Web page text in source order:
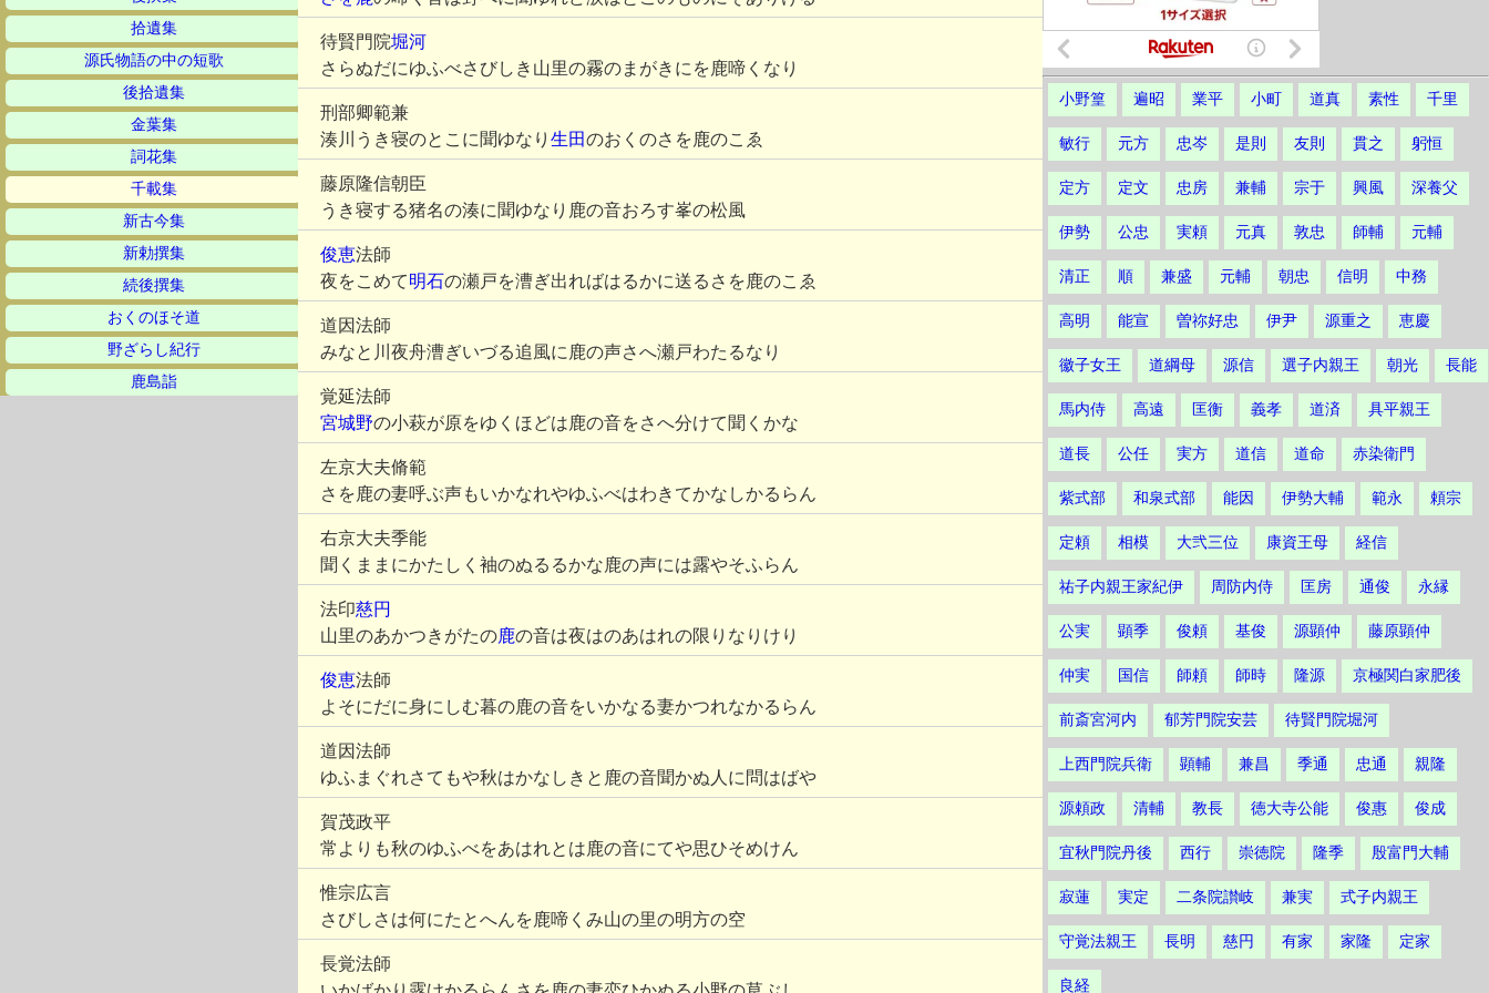
拾遺集
源氏物語の中の短歌
後拾遺集
金葉集
詞花集
千載集
新古今集
新勅撰集
続後撰集
おくのほそ道
野ざらし紀行
鹿島詣
待賢門院堀河
さらぬだにゆふべさびしき山里の霧のまがきにを鹿啼くなり
刑部卿範兼
湊川うき寝のとこに聞ゆなり 生田のおくのさを鹿のこゑ
藤原隆信朝臣
うき寝する猪名の湊に聞ゆなり鹿の音おろす峯の松風
俊恵法師
夜をこめて明石の瀬戸を漕ぎ出ればはるかに送るさを鹿のこゑ
道因法師
みなと川夜舟漕ぎいづる追風に鹿の声さへ瀬戸わたるなり
覚延法師
宮城野の小萩が原をゆくほどは鹿の音をさへ分けて聞くかな
左京大夫脩範
さを鹿の妻呼ぶ声もいかなれやゆふべはわきてかなしかるらん
右京大夫季能
聞くままにかたしく袖のぬるるかな鹿の声には露やそふらん
法印慈円
山里のあかつきがたの鹿の音は夜はのあはれの限りなりけり
俊恵法師
よそにだに身にしむ暮の鹿の音をいかなる妻かつれなかるらん
道因法師
ゆふまぐれさてもや秋はかなしきと鹿の音聞かぬ人に問はばや
賀茂政平
常よりも秋のゆふべをあはれとは鹿の音にてや思ひそめけん
惟宗広言
さびしさは何にたとへんを鹿啼くみ山の里の明方の空
長覚法師
小野篁 遍昭 業平 小町 道真 素性 千里
敏行 元方 忠岑 是則 友則 貫之 躬恒
定方 定文 忠房 兼輔 宗于 興風 深養父
伊勢 公忠 実頼 元真 敦忠 師輔 元輔
清正 順 兼盛 元輔 朝忠 信明 中務
高明 能宣 曽祢好忠 伊尹 源重之 恵慶
徽子女王 道綱母 源信 選子内親王 朝光 長能
馬内侍 高遠 匡衡 義孝 道済 具平親王
道長 公任 実方 道信 道命 赤染衛門
紫式部 和泉式部 能因 伊勢大輔 範永 頼宗
定頼 相模 大弐三位 康資王母 経信
祐子内親王家紀伊 周防内侍 匡房 通俊 永縁
公実 顕季 俊頼 基俊 源顕仲 藤原顕仲
仲実 国信 師頼 師時 隆源 京極関白家肥後
前斎宮河内 郁芳門院安芸 待賢門院堀河
上西門院兵衛 顕輔 兼昌 季通 忠通 親隆
源頼政 清輔 教長 徳大寺公能 俊惠 俊成
宜秋門院丹後 西行 崇徳院 隆季 殷富門大輔
寂蓮 実定 二条院讃岐 兼実 式子内親王
守覚法親王 長明 慈円 有家 家隆 定家
良経